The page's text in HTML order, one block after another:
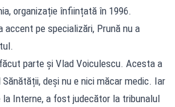
organizație înființată în 1996.
accent pe specializări, Prună nu a
parte și Vlad Voiculescu. Acesta a
deși nu e nici măcar medic. Iar
la Interne, a fost judecător la tribunalul